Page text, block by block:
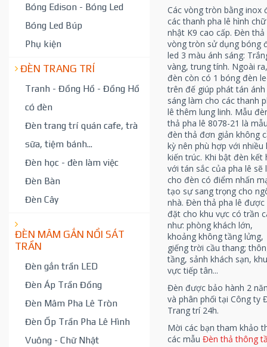
Bóng Edison - Bóng Led
Bóng Led Búp
Phụ kiện
ĐÈN TRANG TRÍ
Tranh - Đồng Hồ - Đồng Hồ
có đèn
Đèn trang trí quán cafe, trà
sữa, tiệm bánh...
Đèn học - đèn làm việc
Đèn Bàn
Đèn Cây
ĐÈN MÂM GẮN NỔI SÁT
TRẦN
Đèn gắn trần LED
Đèn Áp Trần Đồng
Đèn Mâm Pha Lê Tròn
Đèn Ốp Trần Pha Lê Hình
Vuông - Chữ Nhật
Các vòng tròn bằng inox
các thanh pha lê hình chữ
nhật K9 cao cấp. Đèn thả
vòng tròn sử dụng bóng
led 3 màu ánh sáng:
vàng, trung tính. Ngoài ra,
đèn còn có 1 bóng đèn
trên đế giúp phát tán ánh
sáng làm cho các thanh
lê thêm lung linh. Mẫu
thả pha lê 8078-21 là
đèn thả đơn giản không
kỳ nên phù hợp với nhiều
kiến trúc. Khi bật đèn kết
với tán sắc của pha lê sẽ
cho đèn có điểm nhấn
tạo sự sang trọng cho
nhà. Đèn thả pha lê được
đặt cho khu vực có trần
như: phòng khách lớn,
khoảng không tầng lửng,
giếng trời cầu thang;
tầng, sảnh khách sạn, khu
vực tiếp tân...
Đèn được bảo hành 2
và phân phối tại Công ty
Trang trí 24h.
Mời các bạn tham khảo
các mẫu Đèn thả thông